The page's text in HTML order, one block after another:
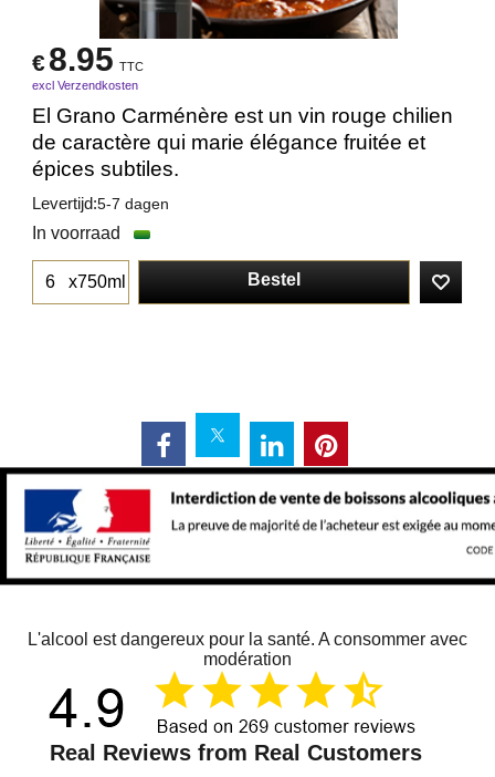
€8.95 TTC
excl Verzendkosten
El Grano Carménère est un vin rouge chilien
de caractère qui marie élégance fruitée et
épices subtiles.
Levertijd:5-7 dagen
In voorraad
x750ml Bestel
L'alcool est dangereux pour la santé. A consommer avec
modération